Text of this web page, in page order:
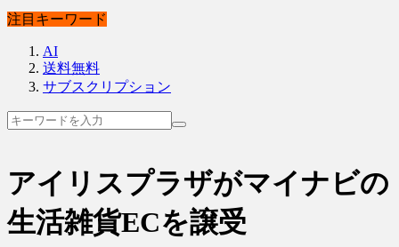
注目キーワード
AI
送料無料
サブスクリプション
アイリスプラザがマイナビの
生活雑貨ECを譲受